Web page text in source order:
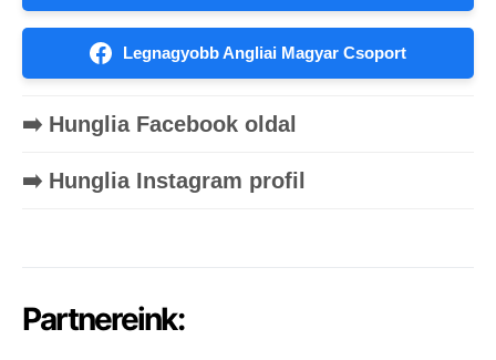
Legnagyobb Angliai Magyar Csoport
➡️ Hunglia Facebook oldal
➡️ Hunglia Instagram profil
Partnereink: